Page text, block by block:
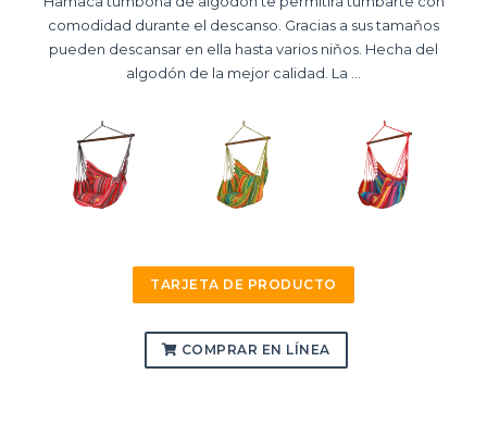
comodidad durante el descanso. Gracias a sus tamaňos
pueden descansar en ella hasta varios niňos. Hecha del
algodón de la mejor calidad. La ...
TARJETA DE PRODUCTO
COMPRAR EN LÍNEA